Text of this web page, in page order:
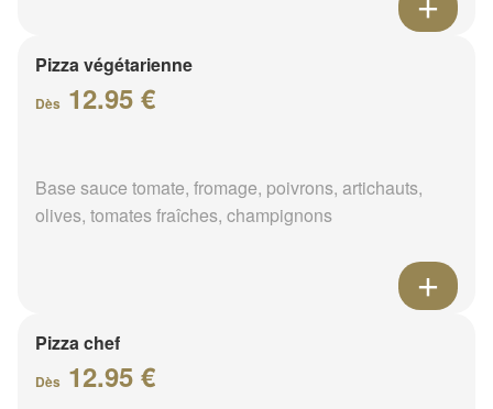
Pizza végétarienne
Dès 12.95 €
Base sauce tomate, fromage, poivrons, artichauts,
olives, tomates fraîches, champignons
Pizza chef
Dès 12.95 €